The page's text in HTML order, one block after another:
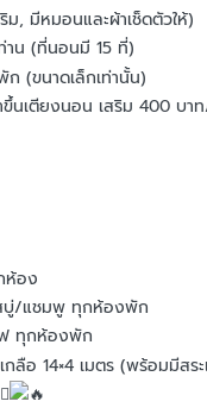
ม, มีหมอนและผ้าเช็ดตัวให้)
น (ที่นอนมี 15 ที่)
ก (ขนาดเล็กเท่านั้น)
ขึ้นเตียงนอน เสริม 400 บ
ห้อง
บู่/แชมพู ทุกห้องพัก
ทุกห้องพัก
กลือ 14×4 เมตร (พร้อมมีสร